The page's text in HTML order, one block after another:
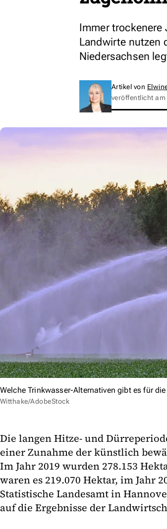
Immer trockenere
Landwirte nutzen
Niedersachsen
Artikel von
veröffentlicht am
Welche Trinkwasser-Alternativen gibt es für
Witthake/AdobeStock
Die langen Hitze- und
einer Zunahme der künstlich
Im Jahr 2019 wurden 278.153
waren es 219.070 Hektar, im Jahr
Statistische Landesamt in
auf die Ergebnisse der